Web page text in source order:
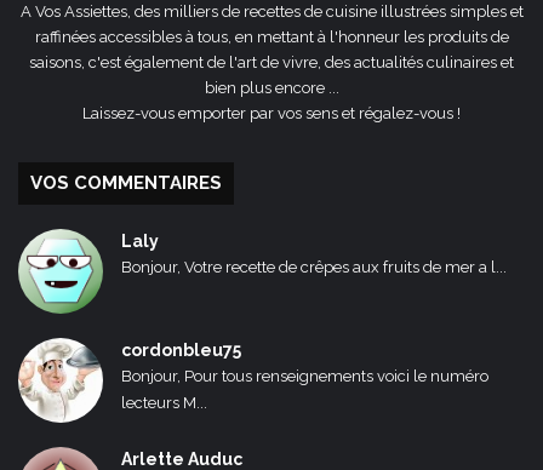
A Vos Assiettes, des milliers de recettes de cuisine illustrées simples et
raffinées accessibles à tous, en mettant à l'honneur les produits de
saisons, c'est également de l'art de vivre, des actualités culinaires et
bien plus encore ...
Laissez-vous emporter par vos sens et régalez-vous !
VOS COMMENTAIRES
Laly
Bonjour, Votre recette de crêpes aux fruits de mer a l...
cordonbleu75
Bonjour, Pour tous renseignements voici le numéro
lecteurs M...
Arlette Auduc